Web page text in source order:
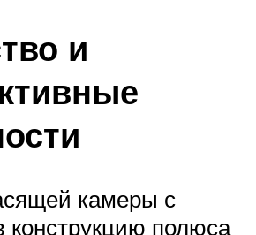
и
камеры с
конструкцию полюса